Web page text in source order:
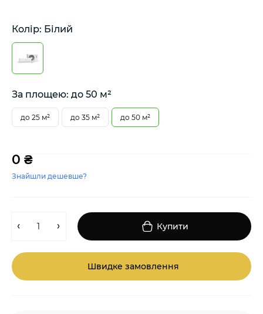
Колір: Білий
За площею: до 50 м²
до 25 м² до 35 м² до 50 м²
0 ₴
Знайшли дешевше?
Купити
Швидке замовлення